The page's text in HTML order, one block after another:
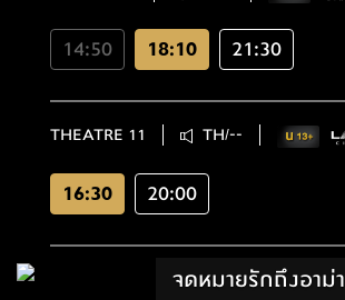
14:50 18:10 21:30
THEATRE 11 TH/--
16:30 20:00
จดหมายรักถึงอาม่า